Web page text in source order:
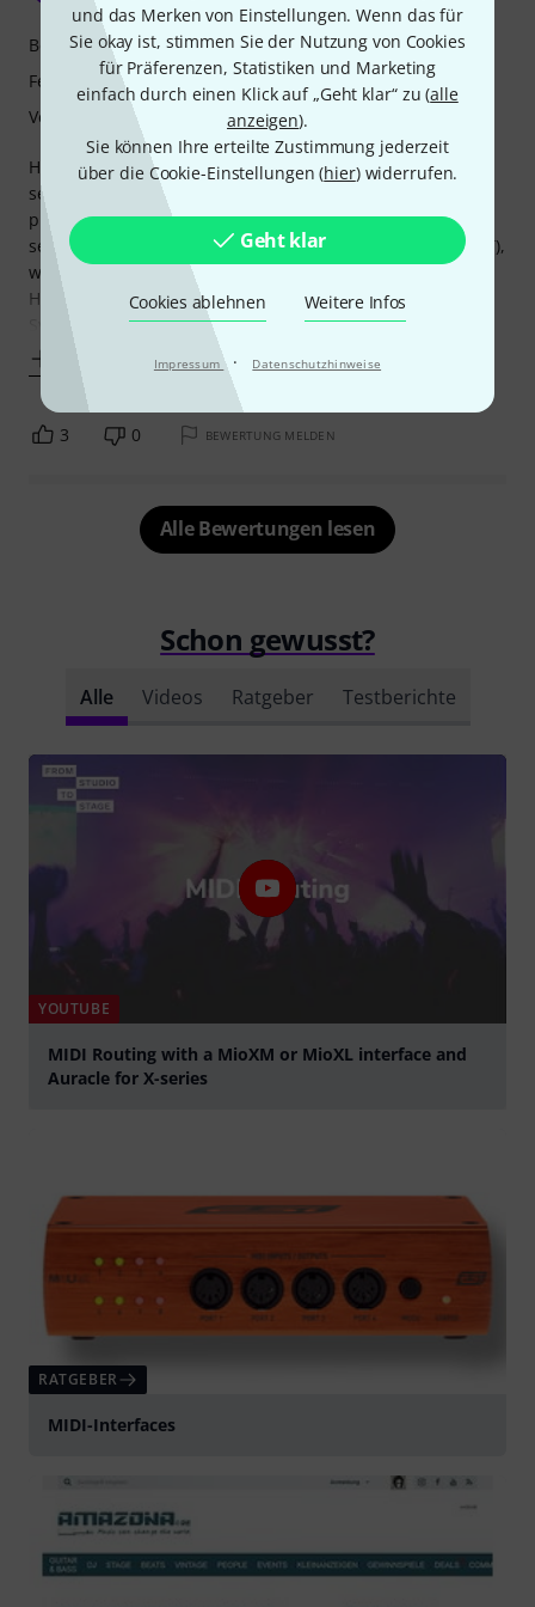
und das Merken von Einstellungen. Wenn das für
Sie okay ist, stimmen Sie der Nutzung von Cookies
für Präferenzen, Statistiken und Marketing
einfach durch einen Klick auf „Geht klar“ zu (alle
anzeigen).
Sie können Ihre erteilte Zustimmung jederzeit
über die Cookie-Einstellungen (hier) widerrufen.
Geht klar
Cookies ablehnen Weitere Infos
Impressum · Datenschutzhinweise
Habe mir den mioXM vor wenigen Tagen gekauft und
seither in Betrieb. Anschluss und Einarbeitung waren
problemlos - die zugehörige Software ist ziemlich
selbsterklärend: Source (MIDI-IN) an Destination (MIDI-OUT),
wobei die DIN- und USB-Anschlüsse klar getrennt sind.
Habe damit jetzt mein m-audio Code 25, digitakt sowie 2
Synths angeschlossen und mit einer klaren
Mehr anzeigen
Bedienung
Features
Verarbeitung
3 0 BEWERTUNG MELDEN
Alle Bewertungen lesen
Schon gewusst?
Alle Videos Ratgeber Testberichte
YOUTUBE
MIDI Routing with a MioXM or MioXL interface and
Auracle for X-series
RATGEBER
MIDI-Interfaces